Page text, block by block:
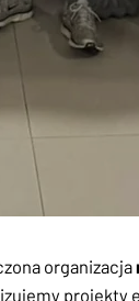
organizacja